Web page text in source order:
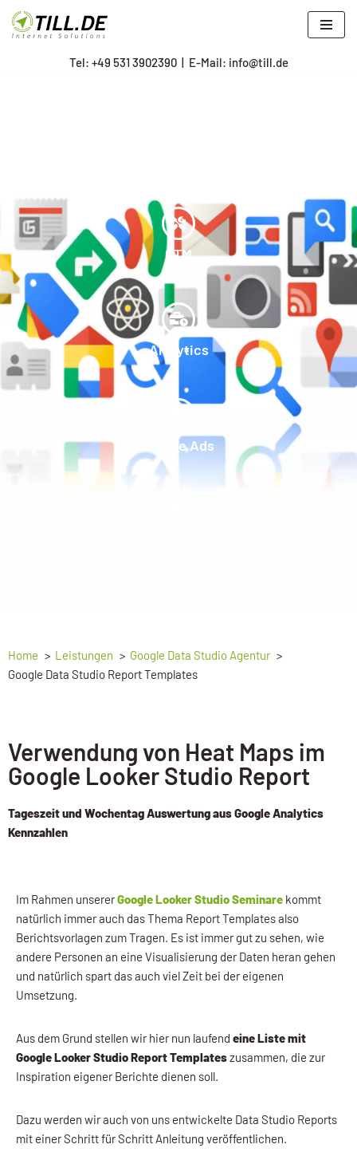
Zum
Tel: +49 531 3902390| E-Mail: info@till.de
GTM
Analytics
Google Ads
Home Leistungen
Google Data Studio Agentur
Google Data Studio Report Templates
Verwendung von Heat Maps im
Google Looker Studio Report
Tageszeit und Wochentag Auswertung aus Google Analytics
Kennzahlen
Im Rahmen unsererGoogle Looker Studio Seminare kommt
natürlich immer auch das Thema Report Templates also
Berichtsvorlagen zum Tragen. Es ist immer gut zu sehen, wie
andere Personen an eine Visualisierung der Daten heran gehen
und natürlich spart das auch viel Zeit bei der eigenen
Umsetzung.
Aus dem Grund stellen wir hier nun laufend eine Liste mit
Google Looker Studio Report Templateszusammen, die zur
Inspiration eigener Berichte dienen soll.
Dazu werden wir auch von uns entwickelte Data Studio Reports
mit einer Schritt für Schritt Anleitung veröffentlichen.